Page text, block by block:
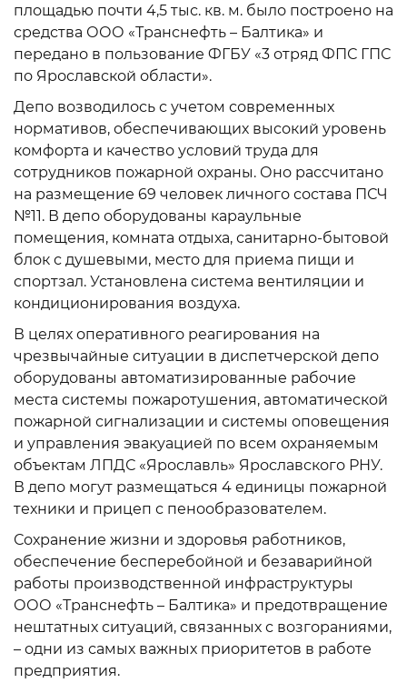
площадью почти 4,5 тыс. кв. м. было построено на
средства ООО «Транснефть – Балтика» и
передано в пользование ФГБУ «3 отряд ФПС ГПС
по Ярославской области».
Депо возводилось с учетом современных
нормативов, обеспечивающих высокий уровень
комфорта и качество условий труда для
сотрудников пожарной охраны. Оно рассчитано
на размещение 69 человек личного состава ПСЧ
№11. В депо оборудованы караульные
помещения, комната отдыха, санитарно-бытовой
блок с душевыми, место для приема пищи и
спортзал. Установлена система вентиляции и
кондиционирования воздуха.
В целях оперативного реагирования на
чрезвычайные ситуации в диспетчерской депо
оборудованы автоматизированные рабочие
места системы пожаротушения, автоматической
пожарной сигнализации и системы оповещения
и управления эвакуацией по всем охраняемым
объектам ЛПДС «Ярославль» Ярославского РНУ.
В депо могут размещаться 4 единицы пожарной
техники и прицеп с пенообразователем.
Сохранение жизни и здоровья работников,
обеспечение бесперебойной и безаварийной
работы производственной инфраструктуры
ООО «Транснефть – Балтика» и предотвращение
нештатных ситуаций, связанных с возгораниями,
– одни из самых важных приоритетов в работе
предприятия.